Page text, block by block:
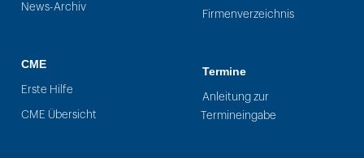
News-Archiv
CME
Erste Hilfe
CME Übersicht
Firmenverzeichnis
Termine
Anleitung zur
Termineingabe